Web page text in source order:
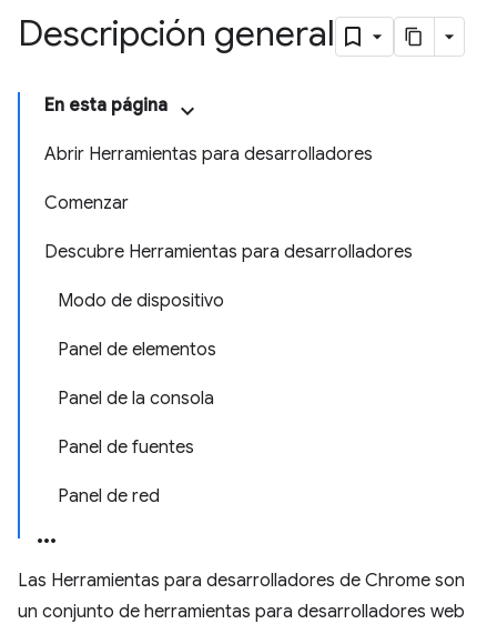
Descripción general
En esta página
Abrir Herramientas para desarrolladores
Comenzar
Descubre Herramientas para desarrolladores
Modo de dispositivo
Panel de elementos
Panel de la consola
Panel de fuentes
Panel de red
Las Herramientas para desarrolladores de Chrome son
un conjunto de herramientas para desarrolladores web